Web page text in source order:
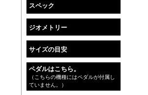
スペック
ジオメトリー
サイズの目安
ペダルはこちら。
（こちらの機種にはペダルが付属し
ていません。）